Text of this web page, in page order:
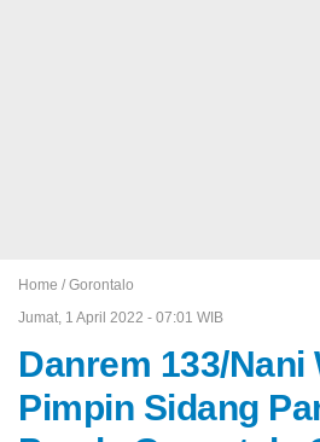
Home / Gorontalo
Jumat, 1 April 2022 - 07:01 WIB
Danrem 133/Nani
Pimpin Sidang